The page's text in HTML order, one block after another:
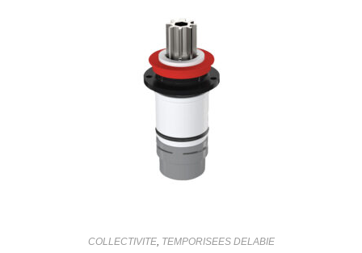
COLLECTIVITE, TEMPORISEES DELABIE